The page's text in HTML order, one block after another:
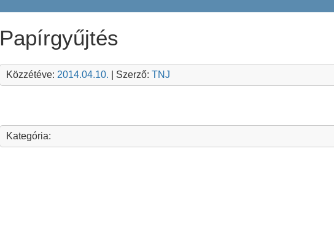
Papírgyűjtés
Közzétéve: 2014.04.10. | Szerző: TNJ
Kategória: